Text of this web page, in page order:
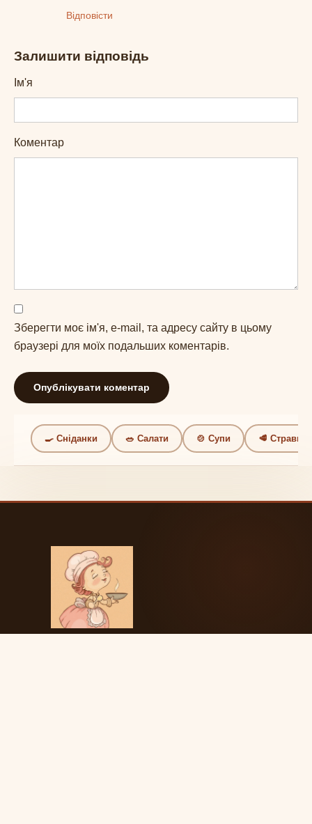
Відповісти
Залишити відповідь
Ім'я
Коментар
Зберегти моє ім'я, e-mail, та адресу сайту в цьому
браузері для моїх подальших коментарів.
🍳 Сніданки 🥗 Салати 🍲 Супи 🥩 Страви